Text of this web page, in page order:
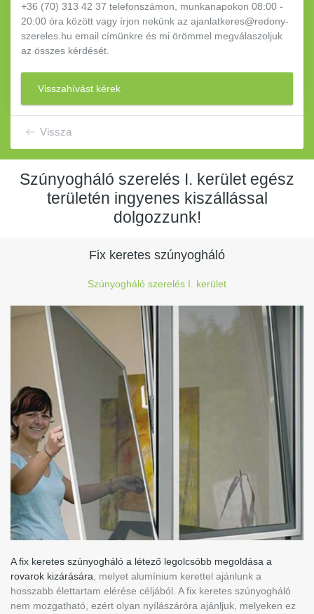
Vissza
+36 (70) 313 42 37 telefonszámon, munkanapokon 08:00 -
20:00 óra között vagy írjon nekünk az ajanlatkeres@redony-
szereles.hu email címünkre és mi örömmel megválaszoljuk
az összes kérdését.
Visszahívást kérek
Szúnyogháló szerelés I. kerület egész
területén ingyenes kiszállással
dolgozzunk!
Fix keretes szúnyogháló
Szúnyogháló szerelés I. kerület
A fix keretes szúnyogháló a létező legolcsóbb megoldása a
rovarok kizárására, melyet alumínium kerettel ajánlunk a
hosszabb élettartam elérése céljából. A fix keretes szúnyogháló
nem mozgatható, ezért olyan nyílászáróra ajánljuk, melyeken ez